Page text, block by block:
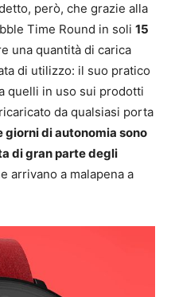
però, che grazie alla
Time Round in soli 15
una quantità di carica
di utilizzo: il suo pratico
quelli in uso sui prodotti
da qualsiasi porta
giorni di autonomia sono
di gran parte degli
arrivano a malapena a